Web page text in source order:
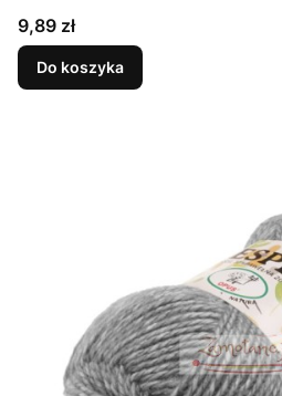
Cena
9,89 zł
Do koszyka